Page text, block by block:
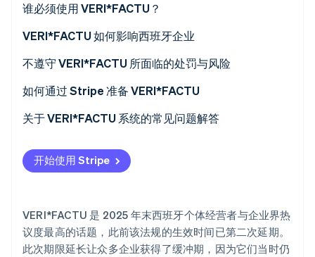
打击税务欺诈
数字化和标准化计费流程
促进透明度和公民监督
谁必须使用 VERI*FACTU？
谁不需要使用 VERI*FACTU？
VERI*FACTU 如何影响西班牙企业
确保软件符合要求
在账单上加入额外元素
确保软件在计费记录中包含必需信息
不遵守 VERI*FACTU 所面临的处罚与风险
财务处罚
税务与法律风险
如何通过 Stripe 准备 VERI*FACTU
关于 VERI*FACTU 系统的常见问题解答
开始使用 Stripe
VERI*FACTU 是 2025 年末西班牙个体经营者与企业界热
议度最高的话题，此前该法规的生效时间已第二次延期。
此次期限延长让众多企业获得了缓冲期，因为它们当时仍